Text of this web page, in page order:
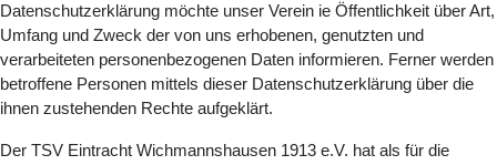
Datenschutzerklärung möchte unser Verein ie Öffentlichkeit über Art,
Umfang und Zweck der von uns erhobenen, genutzten und
verarbeiteten personenbezogenen Daten informieren. Ferner werden
betroffene Personen mittels dieser Datenschutzerklärung über die
ihnen zustehenden Rechte aufgeklärt.
Der TSV Eintracht Wichmannshausen 1913 e.V. hat als für die